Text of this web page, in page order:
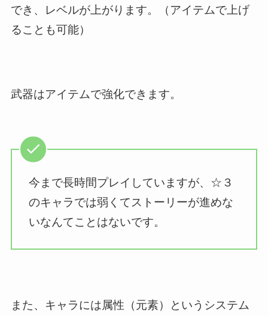
でき、レベルが上がります。（アイテムで上げ
ることも可能）
武器はアイテムで強化できます。
今まで長時間プレイしていますが、☆３
のキャラでは弱くてストーリーが進めな
いなんてことはないです。
また、キャラには属性（元素）というシステム